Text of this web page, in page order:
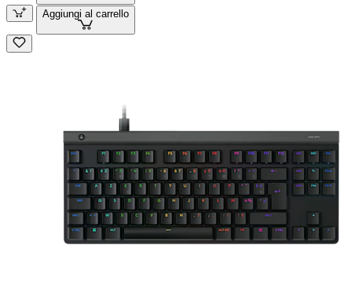
Aggiungi al carrello